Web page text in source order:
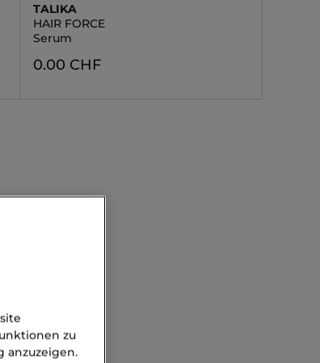
TALIKA
HAIR FORCE
Serum
0.00 CHF
zu
anzuzeigen.